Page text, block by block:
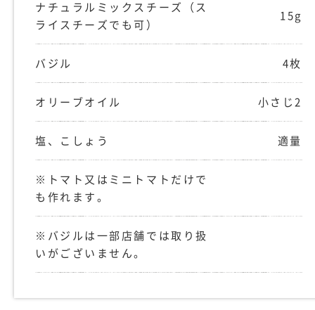
ナチュラルミックスチーズ（ス
ライスチーズでも可）
15g
バジル 4枚
オリーブオイル 小さじ2
塩、こしょう 適量
※トマト又はミニトマトだけで
も作れます。
※バジルは一部店舗では取り扱
いがございません。